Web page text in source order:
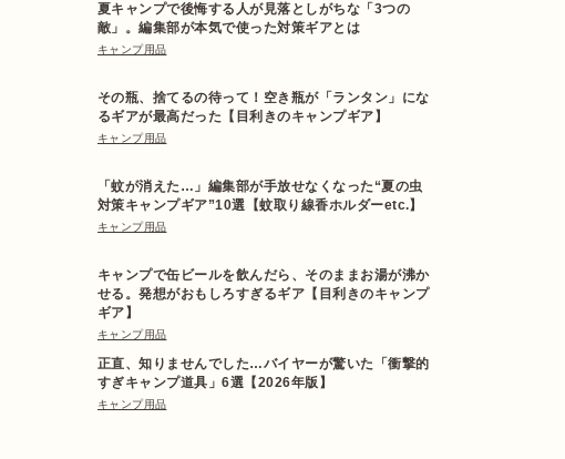
夏キャンプで後悔する人が見落としがちな「3つの
敵」。編集部が本気で使った対策ギアとは
キャンプ用品
その瓶、捨てるの待って！空き瓶が「ランタン」にな
るギアが最高だった【目利きのキャンプギア】
キャンプ用品
「蚊が消えた…」編集部が手放せなくなった“夏の虫
対策キャンプギア”10選【蚊取り線香ホルダーetc.】
キャンプ用品
キャンプで缶ビールを飲んだら、そのままお湯が沸か
せる。発想がおもしろすぎるギア【目利きのキャンプ
ギア】
キャンプ用品
正直、知りませんでした…バイヤーが驚いた「衝撃的
すぎキャンプ道具」6選【2026年版】
キャンプ用品